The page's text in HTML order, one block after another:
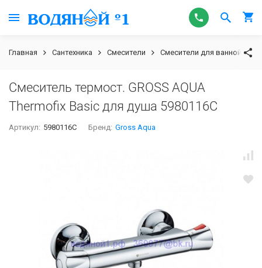
Главная Сантехника Смесители Смесители для ванной
Смеситель термост. GROSS AQUA
Thermofix Basic для душа 5980116C
Артикул: 5980116C Бренд: Gross Aqua